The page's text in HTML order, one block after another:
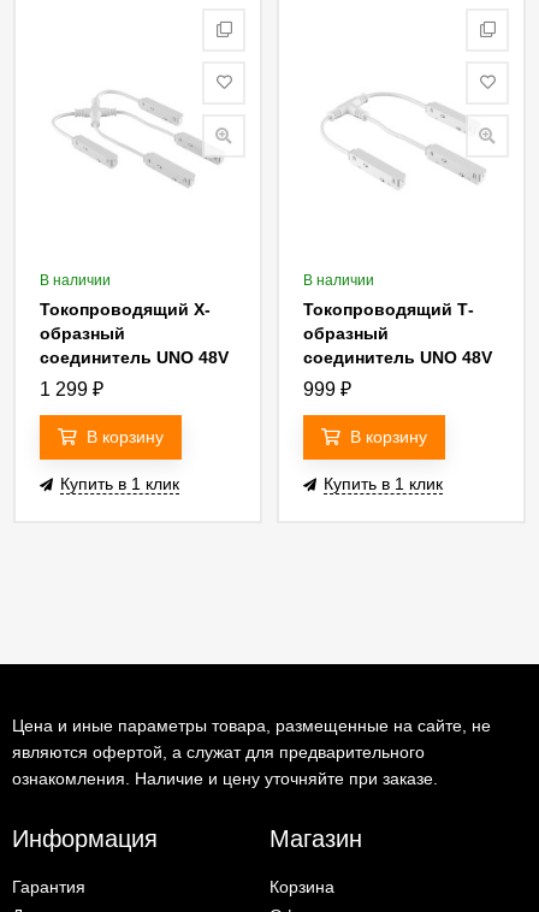
В наличии
Токопроводящий X-
образный
соединитель UNO 48V
Lightstar Uno 509294W
1 299 ₽
В корзину
Купить в 1 клик
В наличии
Токопроводящий Т-
образный
соединитель UNO 48V
Lightstar Uno 509293W
999 ₽
В корзину
Купить в 1 клик
Цена и иные параметры товара, размещенные на сайте, не
являются офертой, а служат для предварительного
ознакомления. Наличие и цену уточняйте при заказе.
Информация
Гарантия
Магазин
Корзина